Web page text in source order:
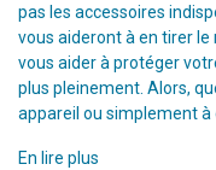
pas les accessoires
vous aideront à en tirer
vous aider à protéger
plus pleinement. Alors,
appareil ou simplement à
En lire plus